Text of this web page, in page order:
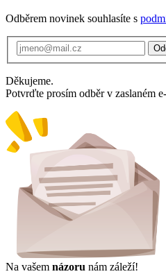
Odběrem novinek souhlasíte s
Děkujeme.
Potvrďte prosím odběr v zaslaném
Na vašem názoru nám záleží!